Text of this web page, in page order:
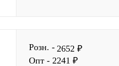
Розн. - 2652 ₽
Опт - 2241 ₽